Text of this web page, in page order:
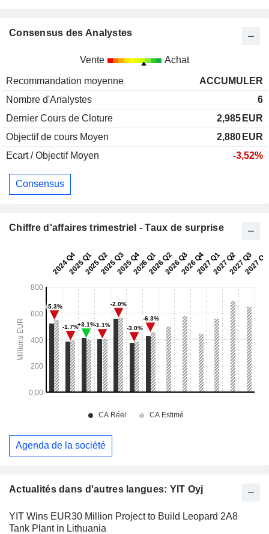
Actualités dans d'autres langues: YIT Oyj
YIT Wins EUR30 Million Project to Build Leopard 2A8
Tank Plant in Lithuania
Consensus des Analystes
Vente Achat
Recommandation moyenne
ACCUMULER
Nombre d'Analystes
6
Dernier Cours de Cloture
2,985 EUR
Objectif de cours Moyen
2,880 EUR
Ecart / Objectif Moyen
-3,52%
Consensus
Chiffre d'affaires trimestriel - Taux de surprise
Agenda de la société